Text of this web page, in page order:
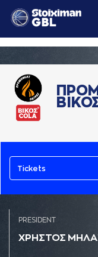
Tickets
PRESIDENT
ΧΡΗΣΤΟΣ